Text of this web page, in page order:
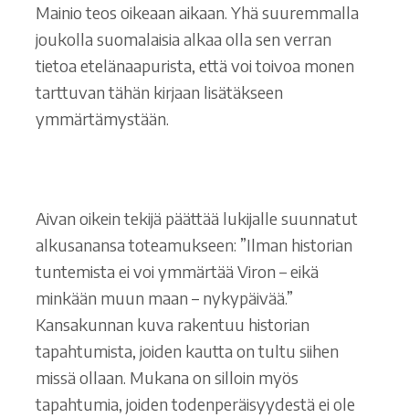
Mainio teos oikeaan aikaan. Yhä suuremmalla
joukolla suomalaisia alkaa olla sen verran
tietoa etelänaapurista, että voi toivoa monen
tarttuvan tähän kirjaan lisätäkseen
ymmärtämystään.
Aivan oikein tekijä päättää lukijalle suunnatut
alkusanansa toteamukseen: ”Ilman historian
tuntemista ei voi ymmärtää Viron – eikä
minkään muun maan – nykypäivää.”
Kansakunnan kuva rakentuu historian
tapahtumista, joiden kautta on tultu siihen
missä ollaan. Mukana on silloin myös
tapahtumia, joiden todenperäisyydestä ei ole